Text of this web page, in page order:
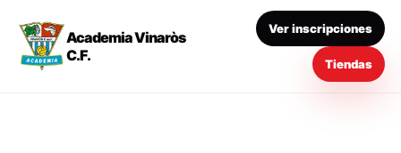
Academia Vinaròs
C.F.
Ver inscripciones
Tiendas